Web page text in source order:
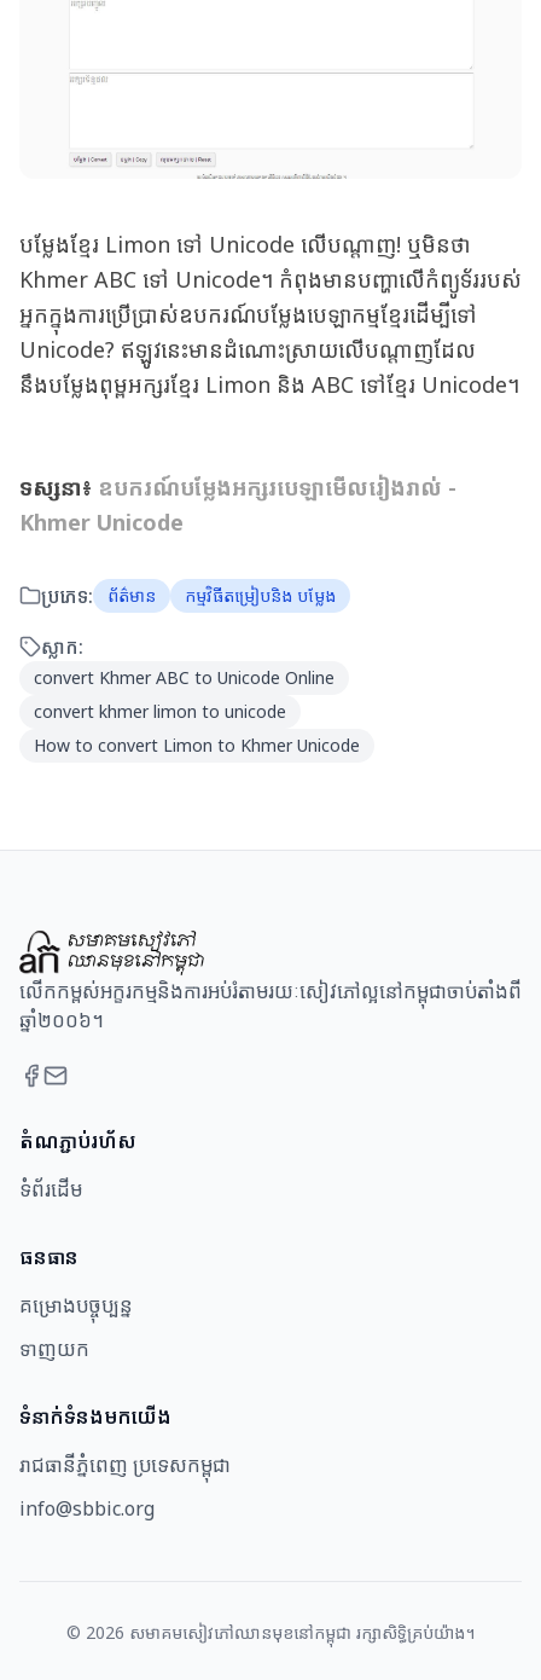
បម្លែងខ្មែរ Limon ទៅ Unicode លើបណ្តាញ! ឬមិនថា
Khmer ABC ទៅ Unicode។ កំពុងមានបញ្ហាលើកំព្យូទ័ររបស់
អ្នកក្នុងការប្រើប្រាស់ឧបករណ៍បម្លែងបេឡាកម្មខ្មែរដើម្បីទៅ
Unicode? ឥឡូវនេះមានដំណោះស្រាយលើបណ្តាញដែល
នឹងបម្លែងពុម្ពអក្សរខ្មែរ Limon និង ABC ទៅខ្មែរ Unicode។
ទស្សនា៖ ឧបករណ៍បម្លែងអក្សរបេឡាមើលរៀងរាល់ -
Khmer Unicode
ប្រភេទ: ព័ត៌មាន កម្មវិធីតម្រៀបនិង បម្លែង
ស្លាក:
convert Khmer ABC to Unicode Online
convert khmer limon to unicode
How to convert Limon to Khmer Unicode
លើកកម្ពស់អក្ខរកម្មនិងការអប់រំតាមរយៈសៀវភៅល្អនៅកម្ពុជាចាប់តាំងពី
ឆ្នាំ២០០៦។
តំណភ្ជាប់រហ័ស
ទំព័រដើម
ធនធាន​
គម្រោងបច្ចុប្បន្ន
ទាញយក
ទំនាក់ទំនងមកយើង
រាជធានីភ្នំពេញ ប្រទេសកម្ពុជា
info@sbbic.org
© 2026 សមាគម​សៀវភៅឈាន​មុខ​នៅ​កម្ពុជា រក្សាសិទ្ធិគ្រប់យ៉ាង។